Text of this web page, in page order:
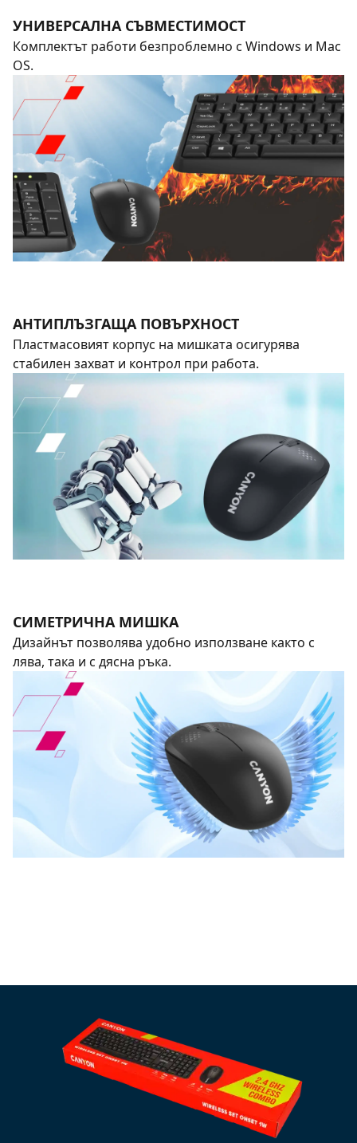
УНИВЕРСАЛНА СЪВМЕСТИМОСТ
Комплектът работи безпроблемно с Windows и Mac
OS.
АНТИПЛЪЗГАЩА ПОВЪРХНОСТ
Пластмасовият корпус на мишката осигурява
стабилен захват и контрол при работа.
СИМЕТРИЧНА МИШКА
Дизайнът позволява удобно използване както с
лява, така и с дясна ръка.